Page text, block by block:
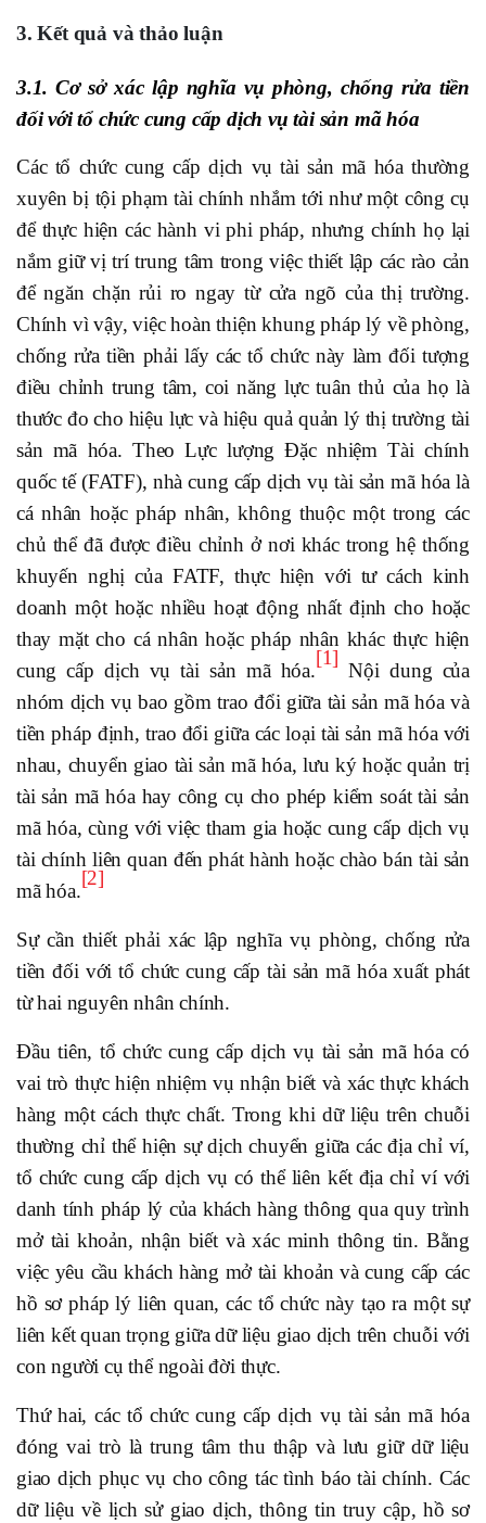
3. Kết quả và thảo luận
3.1. Cơ sở xác lập nghĩa vụ phòng, chống rửa tiền
đối với tổ chức cung cấp dịch vụ tài sản mã hóa
Các tổ chức cung cấp dịch vụ tài sản mã hóa thường
xuyên bị tội phạm tài chính nhắm tới như một công cụ
để thực hiện các hành vi phi pháp, nhưng chính họ lại
nắm giữ vị trí trung tâm trong việc thiết lập các rào cản
để ngăn chặn rủi ro ngay từ cửa ngõ của thị trường.
Chính vì vậy, việc hoàn thiện khung pháp lý về phòng,
chống rửa tiền phải lấy các tổ chức này làm đối tượng
điều chỉnh trung tâm, coi năng lực tuân thủ của họ là
thước đo cho hiệu lực và hiệu quả quản lý thị trường tài
sản mã hóa. Theo Lực lượng Đặc nhiệm Tài chính
quốc tế (FATF), nhà cung cấp dịch vụ tài sản mã hóa là
cá nhân hoặc pháp nhân, không thuộc một trong các
chủ thể đã được điều chỉnh ở nơi khác trong hệ thống
khuyến nghị của FATF, thực hiện với tư cách kinh
doanh một hoặc nhiều hoạt động nhất định cho hoặc
thay mặt cho cá nhân hoặc pháp nhân khác thực hiện
cung cấp dịch vụ tài sản mã hóa.
[1]
Nội dung của
nhóm dịch vụ bao gồm trao đổi giữa tài sản mã hóa và
tiền pháp định, trao đổi giữa các loại tài sản mã hóa với
nhau, chuyển giao tài sản mã hóa, lưu ký hoặc quản trị
tài sản mã hóa hay công cụ cho phép kiểm soát tài sản
mã hóa, cùng với việc tham gia hoặc cung cấp dịch vụ
tài chính liên quan đến phát hành hoặc chào bán tài sản
mã hóa.
[2]
Sự cần thiết phải xác lập nghĩa vụ phòng, chống rửa
tiền đối với tổ chức cung cấp tài sản mã hóa xuất phát
từ hai nguyên nhân chính.
Đầu tiên, tổ chức cung cấp dịch vụ tài sản mã hóa có
vai trò thực hiện nhiệm vụ nhận biết và xác thực khách
hàng một cách thực chất. Trong khi dữ liệu trên chuỗi
thường chỉ thể hiện sự dịch chuyển giữa các địa chỉ ví,
tổ chức cung cấp dịch vụ có thể liên kết địa chỉ ví với
danh tính pháp lý của khách hàng thông qua quy trình
mở tài khoản, nhận biết và xác minh thông tin. Bằng
việc yêu cầu khách hàng mở tài khoản và cung cấp các
hồ sơ pháp lý liên quan, các tổ chức này tạo ra một sự
liên kết quan trọng giữa dữ liệu giao dịch trên chuỗi với
con người cụ thể ngoài đời thực.
Thứ hai, các tổ chức cung cấp dịch vụ tài sản mã hóa
đóng vai trò là trung tâm thu thập và lưu giữ dữ liệu
giao dịch phục vụ cho công tác tình báo tài chính. Các
dữ liệu về lịch sử giao dịch, thông tin truy cập, hồ sơ